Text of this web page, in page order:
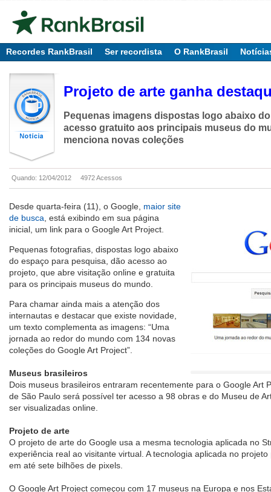
Recordes RankBrasil Ser recordista O RankBrasil
Projeto de arte ganha
Pequenas imagens dispostas logo abaixo
acesso gratuito aos principais museus do
menciona novas coleções
Quando: 12/04/2012 4972 Acessos
Desde quarta-feira (11), o Google, maior site
de busca , está exibindo em sua página
inicial, um link para o Google Art Project.
Pequenas fotografias, dispostas logo abaixo
do espaço para pesquisa, dão acesso ao
projeto, que abre visitação online e gratuita
para os principais museus do mundo.
Para chamar ainda mais a atenção dos
internautas e destacar que existe novidade,
um texto complementa as imagens: “Uma
jornada ao redor do mundo com 134 novas
coleções do Google Art Project”.
Museus brasileiros
Dois museus brasileiros entraram recentemente para o Google Art
de São Paulo será possível ter acesso a 98 obras e do Museu de
ser visualizadas online.
Projeto de arte
O projeto de arte do Google usa a mesma tecnologia aplicada no
experiência real ao visitante virtual. A tecnologia aplicada no
em até sete bilhões de pixels.
O Google Art Project começou com 17 museus na Europa e nos